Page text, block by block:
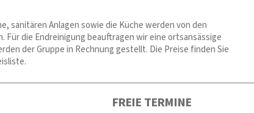
sanitären Anlagen sowie die Küche werden von den
Für die Endreinigung beauftragen wir eine ortsansässige
der Gruppe in Rechnung gestellt. Die Preise finden Sie
FREIE TERMINE